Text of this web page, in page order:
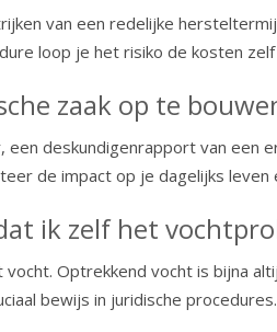
van een redelijke
loop je het risiko de kosten
zaak op te
deskundigenrapport van een
de impact op je dagelijks leven
ik zelf het
Optrekkend vocht is bijna
bewijs in juridische procedures.